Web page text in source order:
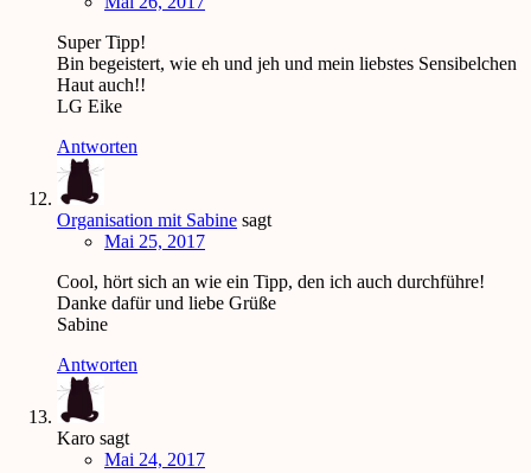
Super Tipp!
Bin begeistert, wie eh und jeh und mein liebstes Sensibelchen
Haut auch!!
LG Eike
Antworten
Organisation mit Sabine sagt
Mai 25, 2017
Cool, hört sich an wie ein Tipp, den ich auch durchführe!
Danke dafür und liebe Grüße
Sabine
Antworten
Karo sagt
Mai 24, 2017